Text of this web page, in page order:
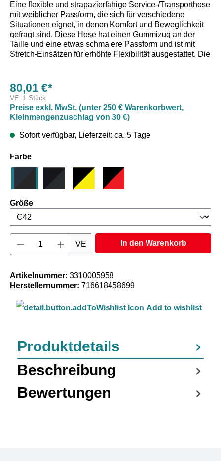
Eine flexible und strapazierfähige Service-/Transporthose
mit weiblicher Passform, die sich für verschiedene
Situationen eignet, in denen Komfort und Beweglichkeit
gefragt sind. Diese Hose hat einen Gummizug an der
Taille und eine etwas schmalere Passform und ist mit
Stretch-Einsätzen für erhöhte Flexibilität ausgestattet. Die
80,01 €*
VE: 1 Stück
Preise exkl. MwSt. (unter 250 € Warenkorbwert,
Kleinmengenzuschlag von 30 €)
Sofort verfügbar, Lieferzeit: ca. 5 Tage
Farbeauswählen
Dunkel Marineblau/Schwarz
Schwarz / Dunkelgrau
Schwarz/Gelb
Größeauswählen
Produkt Anzahl: Gib den gewünschten
VE In den Warenkorb
Artikelnummer: 3310005958
Herstellernummer: 716618458699
Add to wishlist
Produktdetails
Beschreibung
Bewertungen